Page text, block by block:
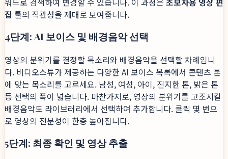
집 툴의 직관성을 제대로 보여줍니다.
4단계: AI 보이스 및 배경음악 선택
영상의 분위기를 결정할 목소리와 배경음악을 선택할 차례입니
다. 비디오스튜가 제공하는 다양한 AI 보이스 목록에서 콘텐츠 톤
에 맞는 목소리를 고르세요. 남성, 여성, 아이, 진지한 톤, 밝은 톤
등 선택의 폭이 넓습니다. 마찬가지로, 영상의 분위기를 고조시킬
배경음악도 라이브러리에서 선택하여 추가합니다. 클릭 몇 번으
로 영상의 전문성이 한층 높아집니다.
5단계: 최종 확인 및 영상 추출